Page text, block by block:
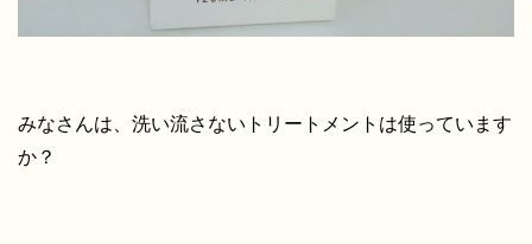
みなさんは、洗い流さないトリートメントは使っています
か？